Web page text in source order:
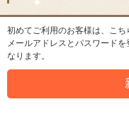
初めてご利用のお客様は、こち
メールアドレスとパスワード
なります。